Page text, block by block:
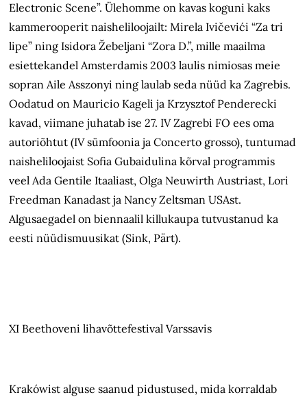
Electronic Scene”. Ülehomme on kavas koguni kaks
kammerooperit naisheliloojailt: Mirela Ivičevići “Za tri
lipe” ning Isidora Žebeljani “Zora D.”, mille maailma
esiettekandel Amsterdamis 2003 laulis nimiosas meie
sopran Aile Asszonyi ning laulab seda nüüd ka Zagrebis.
Oodatud on Mauricio Kageli ja Krzysztof Penderecki
kavad, viimane juhatab ise 27. IV Zagrebi FO ees oma
autoriõhtut (IV sümfoonia ja Concerto grosso), tuntumad
naisheliloojaist Sofia Gubaidulina kõrval programmis
veel Ada Gentile Itaaliast, Olga Neuwirth Austriast, Lori
Freedman Kanadast ja Nancy Zeltsman USAst.
Algusaegadel on biennaalil killukaupa tutvustanud ka
eesti nüüdismuusikat (Sink, Pärt).
XI Beethoveni lihavõttefestival Varssavis
Krakówist alguse saanud pidustused, mida korraldab